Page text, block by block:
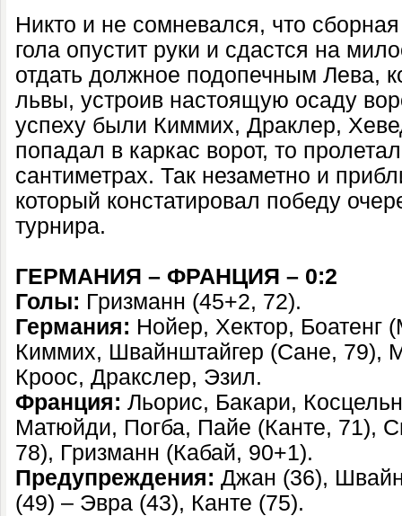
Никто и не сомневался, что
гола опустит руки и сдастся на
отдать должное подопечным Лева,
львы, устроив настоящую осаду
успеху были Киммих, Драклер,
попадал в каркас ворот, то
сантиметрах. Так незаметно и
который констатировал победу
турнира.
ГЕРМАНИЯ – ФРАНЦИЯ – 0:2
Голы: Гризманн (45+2, 72).
Германия: Нойер, Хектор, Боатенг
Киммих, Швайнштайгер (Сане, 79),
Кроос, Дракслер, Эзил.
Франция: Льорис, Бакари,
Матюйди, Погба, Пайе (Канте, 71),
78), Гризманн (Кабай, 90+1).
Предупреждения: Джан (36),
(49) – Эвра (43), Канте (75).